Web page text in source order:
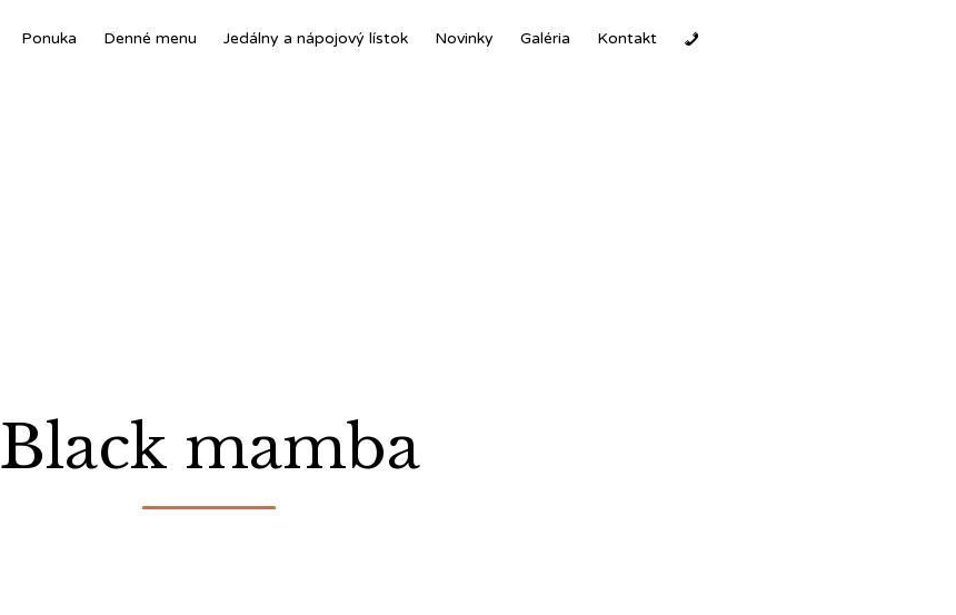
Ponuka Denné menu Jedálny a nápojový lístok Novinky Galéria Kontakt
Black mamba